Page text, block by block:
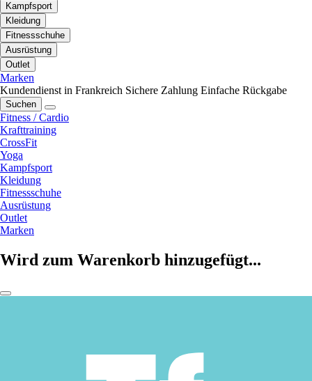
Kampfsport
Kleidung
Fitnessschuhe
Ausrüstung
Outlet
Marken
Kundendienst in Frankreich Sichere Zahlung Einfache Rückgabe
Suchen
Fitness / Cardio
Krafttraining
CrossFit
Yoga
Kampfsport
Kleidung
Fitnessschuhe
Ausrüstung
Outlet
Marken
Wird zum Warenkorb hinzugefügt...